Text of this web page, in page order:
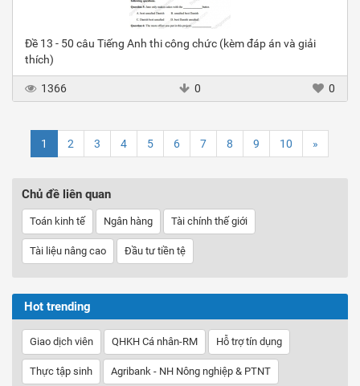
Đề 13 - 50 câu Tiếng Anh thi công chức (kèm đáp án và giải
thích)
1366 0 0
1 2 3 4 5 6 7 8 9 10 »
Chủ đề liên quan
Toán kinh tế Ngân hàng Tài chính thế giới
Tài liệu nâng cao Đầu tư tiền tệ
Hot trending
Giao dịch viên QHKH Cá nhân-RM Hỗ trợ tín dụng
Thực tập sinh Agribank - NH Nông nghiệp & PTNT